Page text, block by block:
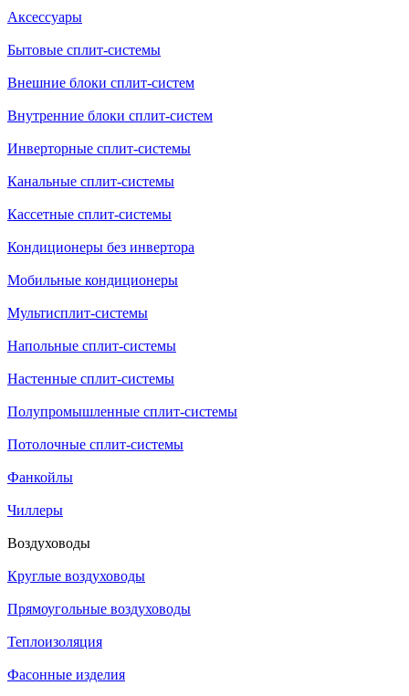
Аксессуары
Бытовые сплит-системы
Внешние блоки сплит-систем
Внутренние блоки сплит-систем
Инверторные сплит-системы
Канальные сплит-системы
Кассетные сплит-системы
Кондиционеры без инвертора
Мобильные кондиционеры
Мультисплит-системы
Напольные сплит-системы
Настенные сплит-системы
Полупромышленные сплит-системы
Потолочные сплит-системы
Фанкойлы
Чиллеры
Воздуховоды
Круглые воздуховоды
Прямоугольные воздуховоды
Теплоизоляция
Фасонные изделия